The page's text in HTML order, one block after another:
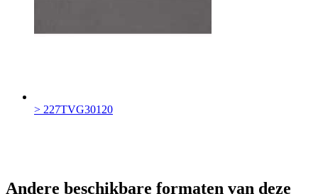
> 227TVG30120
Andere beschikbare formaten van deze